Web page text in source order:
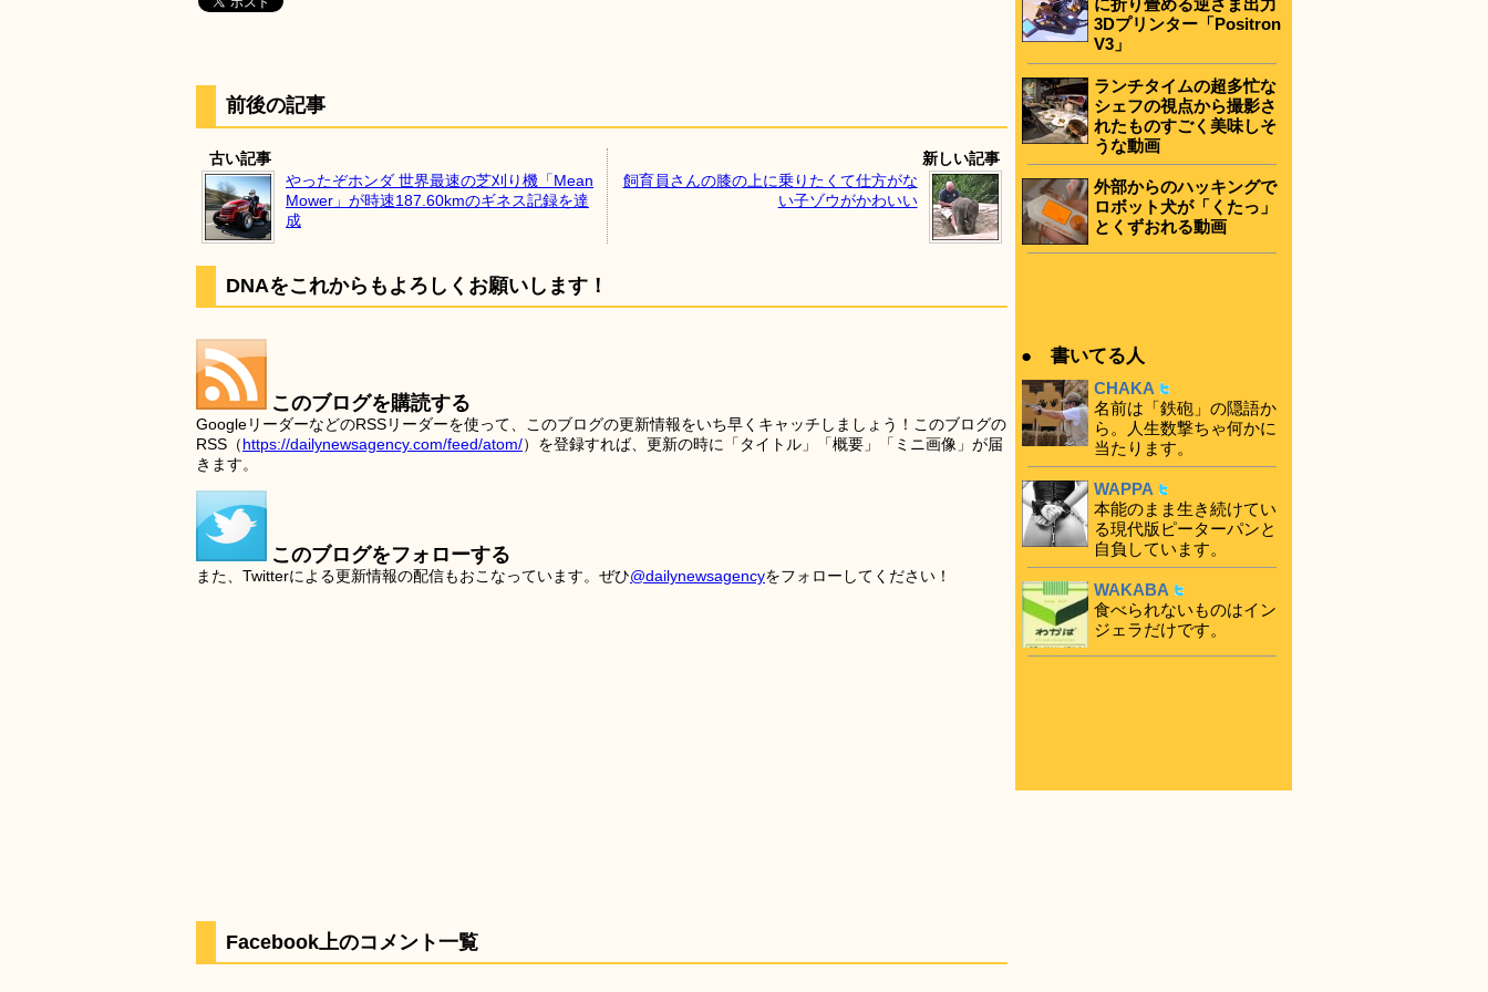
前後の記事
古い記事
やったぞホンダ 世界最速の芝刈り機「Mean
Mower」が時速187.60kmのギネス記録を達
成
新しい記事
飼育員さんの膝の上に乗りたくて仕方がな
い子ゾウがかわいい
DNAをこれからもよろしくお願いします！
このブログを購読する
GoogleリーダーなどのRSSリーダーを使って、このブログの更新情報をいち早くキャッチしましょう！このブログの
RSS（https://dailynewsagency.com/feed/atom/）を登録すれば、更新の時に「タイトル」「概要」「ミニ画像」が届
きます。
このブログをフォローする
また、Twitterによる更新情報の配信もおこなっています。ぜひ@dailynewsagencyをフォローしてください！
Facebook上のコメント一覧
に折り畳める逆さま出力
3Dプリンター「Positron
V3」
ランチタイムの超多忙な
シェフの視点から撮影さ
れたものすごく美味しそ
うな動画
外部からのハッキングで
ロボット犬が「くたっ」
とくずおれる動画
● 書いてる人
CHAKA
名前は「鉄砲」の隠語か
ら。人生数撃ちゃ何かに
当たります。
WAPPA
本能のまま生き続けてい
る現代版ピーターパンと
自負しています。
WAKABA
食べられないものはイン
ジェラだけです。